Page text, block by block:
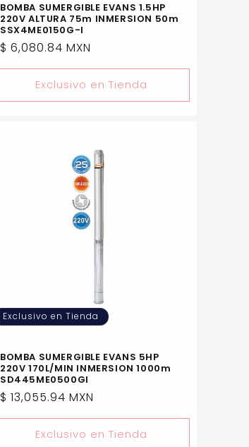
BOMBA SUMERGIBLE EVANS 1.5HP
220V ALTURA 75m INMERSION 50m
SSX4ME0150G-I
Precio
$ 6,080.84 MXN
Exclusivo en Tienda
Exclusivo en Tienda
BOMBA SUMERGIBLE EVANS 5HP
220V 170L/MIN INMERSION 1000m
SD445ME0500GI
Precio
$ 13,055.94 MXN
Exclusivo en Tienda